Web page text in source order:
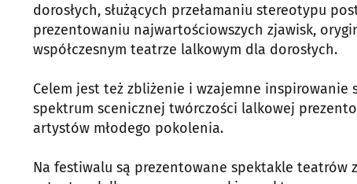
dorosłych, służących przełamaniu stereotypu
prezentowaniu najwartościowszych zjawisk,
współczesnym teatrze lalkowym dla dorosłych.
Celem jest też zbliżenie i wzajemne inspirowanie
spektrum scenicznej twórczości lalkowej
artystów młodego pokolenia.
Na festiwalu są prezentowane spektakle teatrów